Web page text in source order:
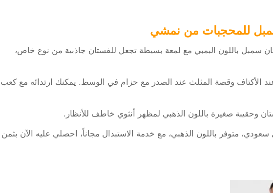
للمحجبات من نمشي
سمبل باللون البمبي مع لمعة بسيطة تجعل للفستان جاذبية من نوع خاص،
الأكتاف وقصة المثلث عند الصدر مع حزام في الوسط. يمكنك ارتدائه مع كعب
وحقيبة صغيرة باللون الذهبي لمظهر أنثوي خاطف للأنظار.
٢٥٥ ريال سعودي، متوفر باللون الذهبي، مع خدمة الاستبدال مجاناً، احصلي عليه الآن بثمن